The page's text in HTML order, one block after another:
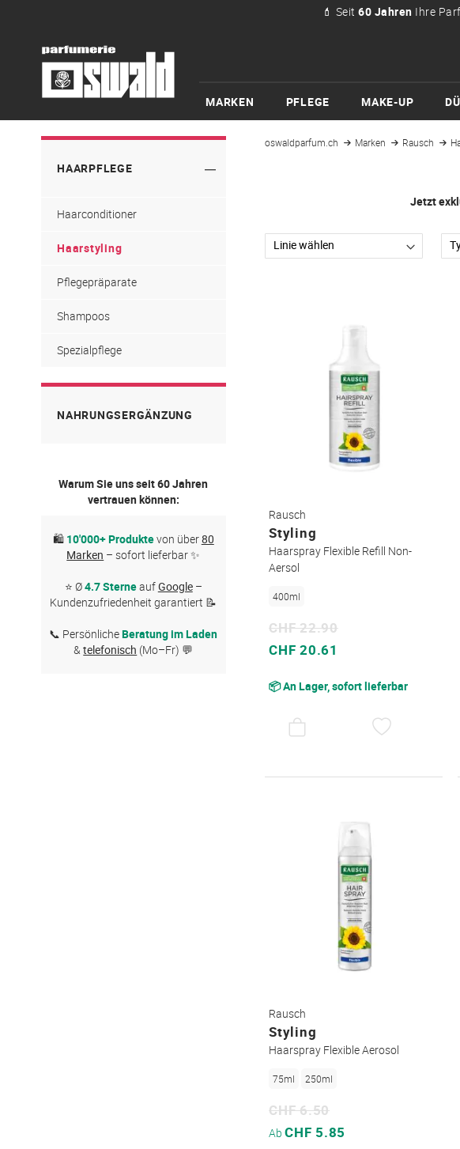
💄 Seit60 Jahren Ihre
MARKEN PFLEGE MAKE-UP
oswaldparfum.ch Marken Rausch
Jetzt
Rausch
Styling
Haarspray Flexible Refill Non-
Aersol
400ml
Sonderpreis
CHF 20.61
CHF 22.90
📦 An Lager, sofort lieferbar
Rausch
Styling
Haarspray Flexible Aerosol
75ml 250ml
Sonderpreis
AbCHF 5.85
CHF 6.50
HAARPFLEGE
Haarconditioner
Haarstyling
Pflegepräparate
Shampoos
Spezialpflege
NAHRUNGSERGÄNZUNG
Warum Sie uns seit 60 Jahren
vertrauen können:
🛍 10'000+ Produktevon über80
Marken – sofort lieferbar ✨
⭐ Ø4.7 SterneaufGoogle–
Kundenzufriedenheit garantiert 📝
📞 PersönlicheBeratung im Laden
&telefonisch (Mo–Fr) 💬